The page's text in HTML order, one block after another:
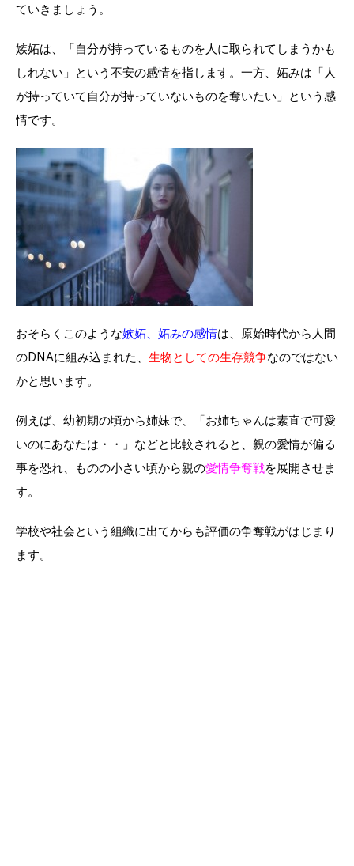
ていきましょう。
嫉妬は、「自分が持っているものを人に取られてしまうかも
しれない」という不安の感情を指します。一方、妬みは「人
が持っていて自分が持っていないものを奪いたい」という感
情です。
おそらくこのような嫉妬、妬みの感情は、原始時代から人間
のDNAに組み込まれた、 生物としての生存競争なのではない
かと思います。
例えば、幼初期の頃から姉妹で、「お姉ちゃんは素直で可愛
いのにあなたは・・」などと比較されると、親の愛情が偏る
事を恐れ、ものの小さい頃から親の愛情争奪戦を展開させま
す。
学校や社会という組織に出てからも評価の争奪戦がはじまり
ます。